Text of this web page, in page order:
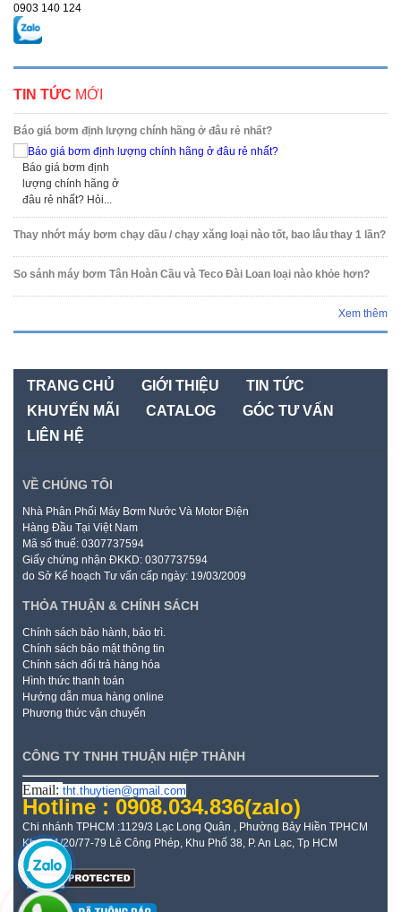
0903 140 124
TIN TỨC MỚI
Báo giá bơm định lượng chính hãng ở đâu rẻ nhất?
Báo giá bơm định
lượng chính hãng ở
đâu rẻ nhất? Hỏi...
Thay nhớt máy bơm chạy dầu / chạy xăng loại nào tốt, bao lâu thay 1 lần?
So sánh máy bơm Tân Hoàn Cầu và Teco Đài Loan loại nào khỏe hơn?
Xem thêm
TRANG CHỦ GIỚI THIỆU
TIN TỨC
KHUYẾN MÃI
CATALOG
GÓC TƯ VẤN
LIÊN HỆ
VỀ CHÚNG TÔI
Nhà Phân Phối Máy Bơm Nước Và Motor Điện
Hàng Đầu Tại Việt Nam
Mã số thuế: 0307737594
Giấy chứng nhận ĐKKD: 0307737594
do Sở Kế hoạch Tư vấn cấp ngày: 19/03/2009
THỎA THUẬN & CHÍNH SÁCH
Chính sách bảo hành, bảo trì.
Chính sách bảo mật thông tin
Chính sách đổi trả hàng hóa
Hình thức thanh toán
Hướng dẫn mua hàng online
Phương thức vận chuyển
CÔNG TY TNHH THUẬN HIỆP THÀNH
Email: tht.thuytien@gmail.com
Hotline : 0908.034.836(zalo)
Chi nhánh TPHCM :1129/3 Lạc Long Quân , Phường Bảy Hiền TPHCM
Kho: 21/20/77-79 Lê Công Phép, Khu Phố 38, P. An Lạc, Tp HCM